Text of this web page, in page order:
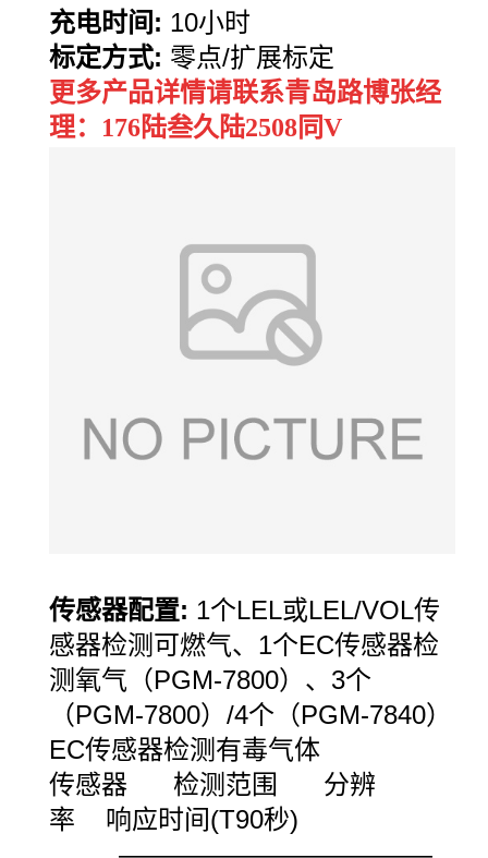
充电时间 : 10小时
标定方式: 零点/扩展标定
更多产品详情请联系青岛路博张经
理：176陆叁久陆2508同V
传感器配置: 1个LEL或LEL/VOL传
感器检测可燃气、 1个EC传感器检
测氧气（PGM-7800）、 3个
（PGM-7800） /4个（PGM-7840）
EC传感器检测有毒气体
传感器
检测范围
分辨
率
响应时间(T90秒)